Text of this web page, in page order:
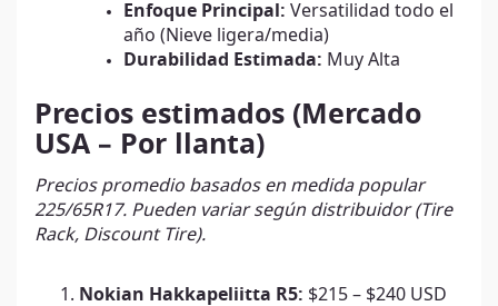
Enfoque Principal: Versatilidad todo el
año (Nieve ligera/media)
Durabilidad Estimada: Muy Alta
Precios estimados (Mercado
USA – Por llanta)
Precios promedio basados en medida popular
225/65R17. Pueden variar según distribuidor (Tire
Rack, Discount Tire).
Nokian Hakkapeliitta R5: $215 – $240 USD